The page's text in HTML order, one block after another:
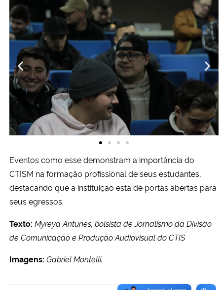
Advocacia-Geral da União
Banco Central do Brasil
Planalto
Eventos como esse demonstram a importância do
CTISM na formação profissional de seus estudantes,
destacando que a instituição está de portas abertas para
seus egressos.
Texto: Myreya Antunes, bolsista de Jornalismo da Divisão
de Comunicação e Produção Audiovisual do CTIS
Imagens: Gabriel Montelli.